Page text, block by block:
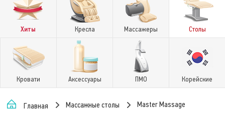
Хиты Кресла Массажеры Столы
Кровати Аксессуары ПМО Корейские
Главная Массажные столы Master Massage